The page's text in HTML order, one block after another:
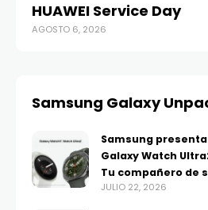
HUAWEI Service Day
AGOSTO 6, 2026
Samsung Galaxy
Samsung
Galaxy Watch
Tu compañero de
JULIO 22, 2026